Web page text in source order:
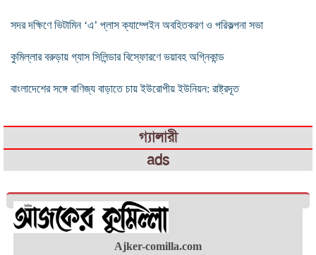
সদর দক্ষিণে ভিটামিন ‘এ’ প্লাস ক্যাম্পেইন অবহিতকরণ ও পরিকল্পনা সভা
কুমিল্লার বরুড়ায় গ্যাস সিলিন্ডার বিস্ফোরণে ভয়াবহ অগ্নিকান্ড
বাংলাদেশের সঙ্গে বাণিজ্য বাড়াতে চায় ইউরোপীয় ইউনিয়ন: রাষ্ট্রদূত
গ্যালারী
ads
Ajker-comilla.com